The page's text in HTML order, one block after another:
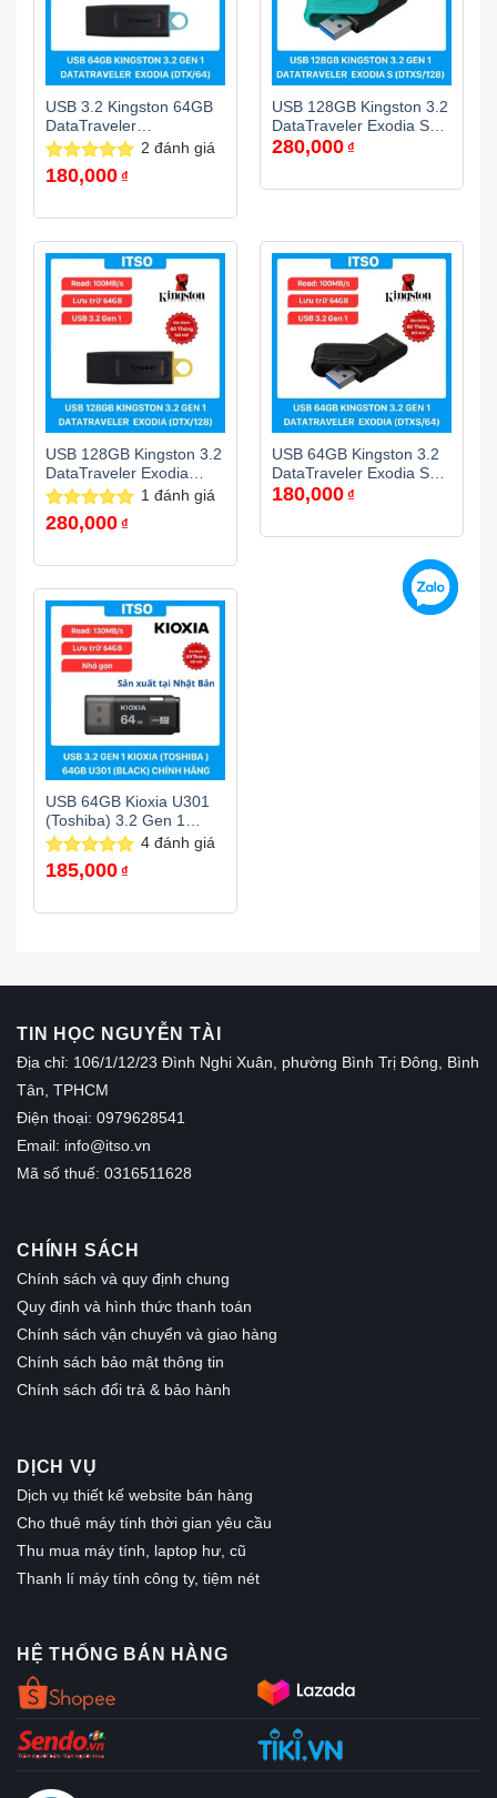
USB 3.2 Kingston 64GB
DataTraveler
Exodia(DTX/64GB) chính
hãng
Được xếp
2 đánh giá
180,000 ₫
USB 128GB Kingston 3.2
DataTraveler Exodia S
(DTXS/128GB) chính
280,000 ₫
USB 128GB Kingston 3.2
DataTraveler Exodia
(DTX/128GB) chính hãng
Được xếp
1 đánh giá
280,000 ₫
USB 64GB Kingston 3.2
DataTraveler Exodia S
(DTXS/64GB) chính hãng
180,000 ₫
USB 64GB Kioxia U301
(Toshiba) 3.2 Gen 1
chính hãng
Được xếp
4đánh giá
185,000 ₫
TIN HỌC NGUYỄN TÀI
Địa chỉ: 106/1/12/23 Đình Nghi Xuân, phường Bình Trị Đông, Bình
Tân, TPHCM
Điện thoại: 0979628541
Email: info@itso.vn
Mã số thuế: 0316511628
CHÍNH SÁCH
Chính sách và quy định chung
Quy định và hình thức thanh toán
Chính sách vận chuyển và giao hàng
Chính sách bảo mật thông tin
Chính sách đổi trả & bảo hành
DỊCH VỤ
Dịch vụ thiết kế website bán hàng
Cho thuê máy tính thời gian yêu cầu
Thu mua máy tính, laptop hư, cũ
Thanh lí máy tính công ty, tiệm nét
HỆ THỐNG BÁN HÀNG